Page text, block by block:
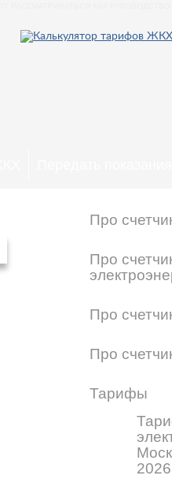
Про
Про
Про
Про
Тарифы